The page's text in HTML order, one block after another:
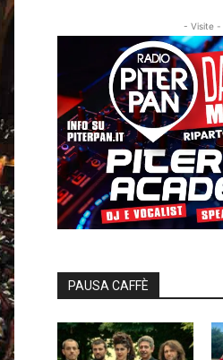
- Visite -
PAUSA CAFFÈ